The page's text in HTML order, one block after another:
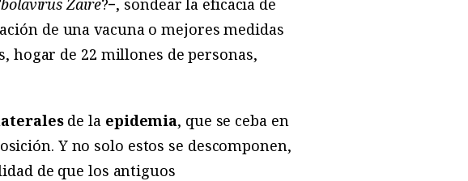
de una vacuna o mejores medidas
hogar de 22 millones de personas,
de la epidemia, que se ceba en
Y no solo estos se descomponen,
de que los antiguos